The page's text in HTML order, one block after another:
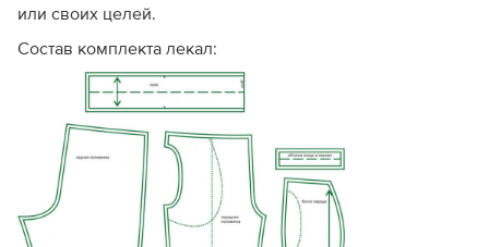
или своих целей.
Состав комплекта лекал: